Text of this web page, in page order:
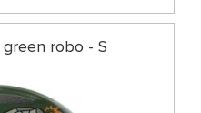
green robo - S